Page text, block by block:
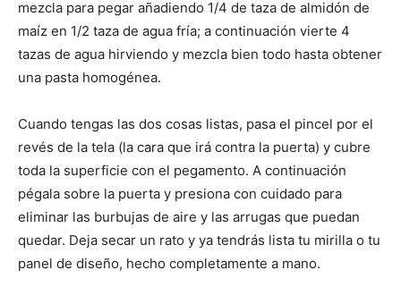
mezcla para pegar añadiendo 1/4 de taza de almidón de
maíz en 1/2 taza de agua fría; a continuación vierte 4
tazas de agua hirviendo y mezcla bien todo hasta obtener
una pasta homogénea.
Cuando tengas las dos cosas listas, pasa el pincel por el
revés de la tela (la cara que irá contra la puerta) y cubre
toda la superficie con el pegamento. A continuación
pégala sobre la puerta y presiona con cuidado para
eliminar las burbujas de aire y las arrugas que puedan
quedar. Deja secar un rato y ya tendrás lista tu mirilla o tu
panel de diseño, hecho completamente a mano.